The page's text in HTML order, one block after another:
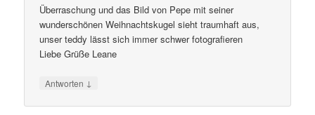
Überraschung und das Bild von Pepe mit seiner
wunderschönen Weihnachtskugel sieht traumhaft aus,
unser teddy lässt sich immer schwer fotografieren
Liebe Grüße Leane
Antworten ↓